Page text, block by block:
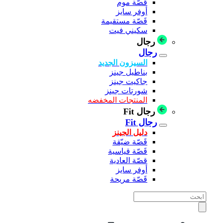
قَصّة موم
أوفر سايز
قَصّة مستقيمة
سكيني فيت
رجال
رجال
السيزون الجديد
بناطيل جينز
جاكيت جينز
شورتات جينز
المنتجات المخفضه
رجال Fit
رجال Fit
دليل الجينز
قَصّة ضيّقة
قَصّة قياسية
قصّة العادية
أوفر سايز
قَصّة مريحة